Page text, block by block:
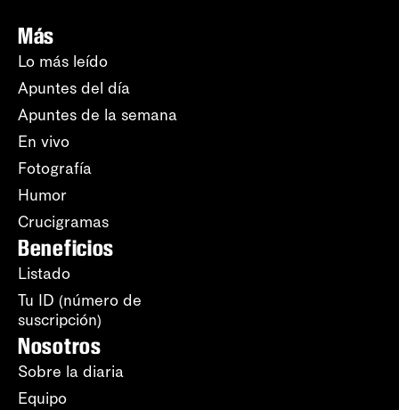
Más
Lo más leído
Apuntes del día
Apuntes de la semana
En vivo
Fotografía
Humor
Crucigramas
Beneficios
Listado
Tu ID (número de
suscripción)
Nosotros
Sobre la diaria
Equipo